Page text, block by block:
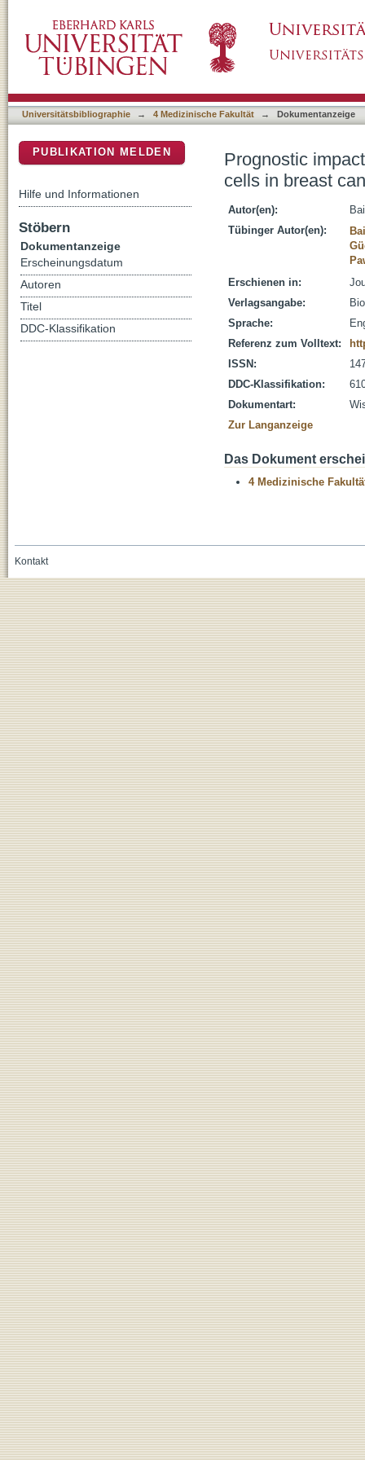
Universitätsbibliographie → 4 Medizinische Fakultät → Dokumentanzeige
Prognostic
cells in breast
Autor(en):
Tübinger Autor(en):
Erschienen in:
Verlagsangabe:
Sprache:
Referenz zum Volltext:
ISSN:
DDC-Klassifikation:
Dokumentart:
Zur Langanzeige
Das Dokument
4 Medizinische
PUBLIKATION MELDEN
Hilfe und Informationen
Stöbern
Dokumentanzeige
Erscheinungsdatum
Autoren
Titel
DDC-Klassifikation
Kontakt